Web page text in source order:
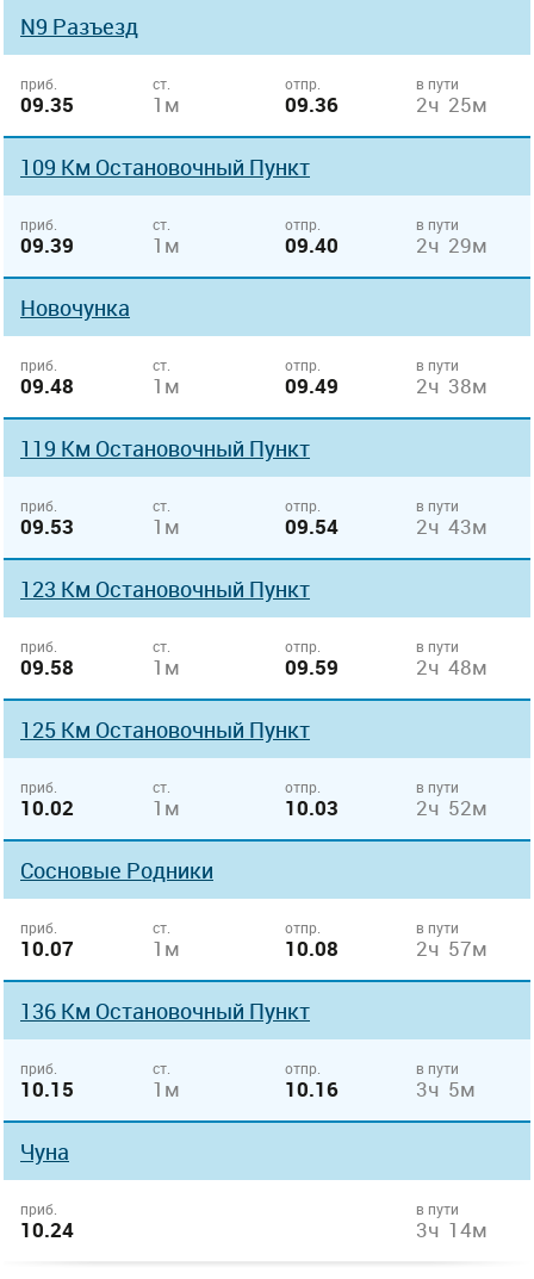
N9 Разъезд
приб.
09.35
ст.
1м
отпр.
09.36
в пути
2ч 25м
109 Км Остановочный Пункт
приб.
09.39
ст.
1м
отпр.
09.40
в пути
2ч 29м
Новочунка
приб.
09.48
ст.
1м
отпр.
09.49
в пути
2ч 38м
119 Км Остановочный Пункт
приб.
09.53
ст.
1м
отпр.
09.54
в пути
2ч 43м
123 Км Остановочный Пункт
приб.
09.58
ст.
1м
отпр.
09.59
в пути
2ч 48м
125 Км Остановочный Пункт
приб.
10.02
ст.
1м
отпр.
10.03
в пути
2ч 52м
Сосновые Родники
приб.
10.07
ст.
1м
отпр.
10.08
в пути
2ч 57м
136 Км Остановочный Пункт
приб.
10.15
ст.
1м
отпр.
10.16
в пути
3ч 5м
Чуна
приб.
10.24
в пути
3ч 14м